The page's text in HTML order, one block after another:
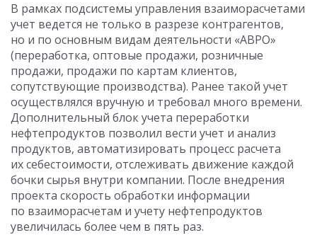
В рамках подсистемы управления взаиморасчетами
учет ведется не только в разрезе контрагентов,
но и по основным видам деятельности «АВРО»
(переработка, оптовые продажи, розничные
продажи, продажи по картам клиентов,
сопутствующие производства). Ранее такой учет
осуществлялся вручную и требовал много времени.
Дополнительный блок учета переработки
нефтепродуктов позволил вести учет и анализ
продуктов, автоматизировать процесс расчета
их себестоимости, отслеживать движение каждой
бочки сырья внутри компании. После внедрения
проекта скорость обработки информации
по взаиморасчетам и учету нефтепродуктов
увеличилась более чем в пять раз.